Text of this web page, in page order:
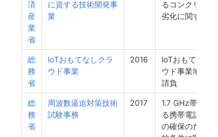
済
産
業
省
に資する技術開発事
業
るコンクリー
劣化に関する研
総
務
省
IoTおもてなしクラ
ウド事業
2016
IoTおもてなし
ウド事業地域
請負
総
務
省
周波数逼迫対策技術
試験事務
2017
1.7 GHz帯等に
る携帯電話用
の確保のための